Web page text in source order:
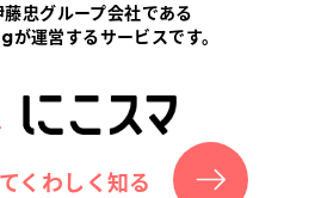
忠グループ会社である
運営するサービスです。
くわしく知る